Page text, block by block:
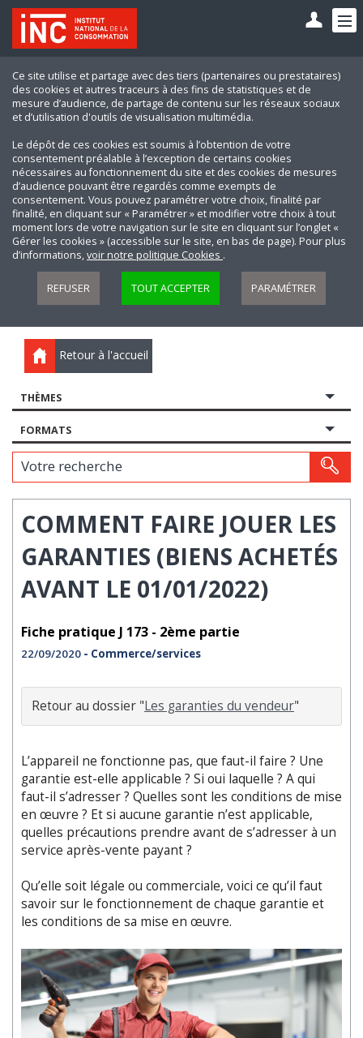
Ce site utilise et partage avec des tiers (partenaires ou prestataires)
des cookies et autres traceurs à des fins de statistiques et de
mesure d’audience, de partage de contenu sur les réseaux sociaux
et d’utilisation d'outils de visualisation multimédia.
Le dépôt de ces cookies est soumis à l’obtention de votre
consentement préalable à l’exception de certains cookies
nécessaires au fonctionnement du site et des cookies de mesures
d’audience pouvant être regardés comme exempts de
consentement. Vous pouvez paramétrer votre choix, finalité par
finalité, en cliquant sur « Paramétrer » et modifier votre choix à tout
moment lors de votre navigation sur le site en cliquant sur l’onglet «
Gérer les cookies » (accessible sur le site, en bas de page). Pour plus
d’informations,voir notre politique Cookies .
REFUSER TOUT ACCEPTER PARAMÉTRER
Retour à l'accueil
THÈMES
FORMATS
Votre recherche
COMMENT FAIRE JOUER LES
GARANTIES (BIENS ACHETÉS
AVANT LE 01/01/2022)
Fiche pratique J 173 - 2ème partie
22/09/2020 - Commerce/services
Retour au dossier "Les garanties du vendeur"
L’appareil ne fonctionne pas, que faut-il faire ? Une
garantie est-elle applicable ? Si oui laquelle ? A qui
faut-il s’adresser ? Quelles sont les conditions de mise
en œuvre ? Et si aucune garantie n’est applicable,
quelles précautions prendre avant de s’adresser à un
service après-vente payant ?
Qu’elle soit légale ou commerciale, voici ce qu’il faut
savoir sur le fonctionnement de chaque garantie et
les conditions de sa mise en œuvre.